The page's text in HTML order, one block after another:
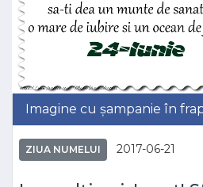
Imagine cu șampanie în
ZIUA NUMELUI 2017-06-21